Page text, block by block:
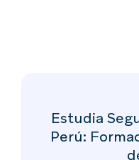
Estudia
Perú: